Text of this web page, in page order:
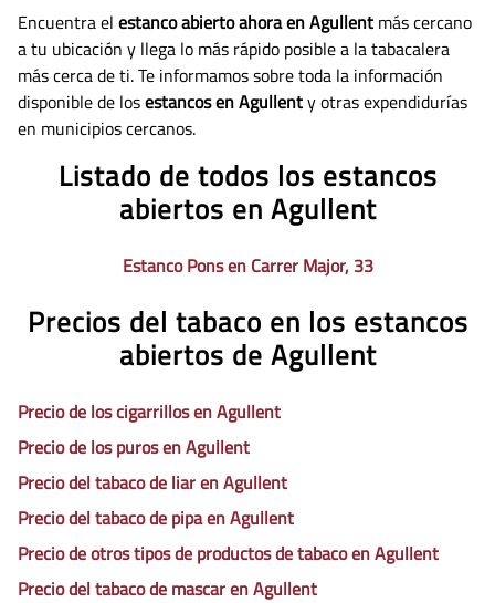
Encuentra el estanco abierto ahora en Agullent más cercano
a tu ubicación y llega lo más rápido posible a la tabacalera
más cerca de ti. Te informamos sobre toda la información
disponible de losestancos en Agullenty otras expendidurías
en municipios cercanos.
Listado de todos los estancos
abiertos en Agullent
Estanco Pons en Carrer Major, 33
Precios del tabaco en los estancos
abiertos de Agullent
Precio de los cigarrillos en Agullent
Precio de los puros en Agullent
Precio del tabaco de liar en Agullent
Precio del tabaco de pipa en Agullent
Precio de otros tipos de productos de tabaco en Agullent
Precio del tabaco de mascar en Agullent